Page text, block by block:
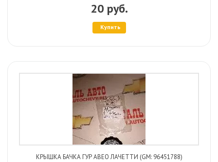
20 руб.
Купить
КРЫШКА БАЧКА ГУР АВЕО ЛАЧЕТТИ (GM: 96451788)